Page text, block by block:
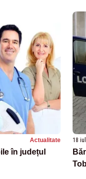
Actualitate
în județul
18